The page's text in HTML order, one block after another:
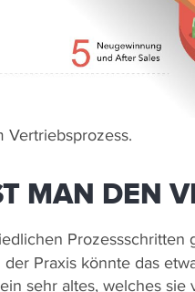
Vertriebsprozess.
MAN DEN
der Praxis könnte das
sehr altes, welches